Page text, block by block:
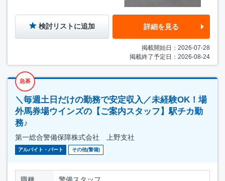
検討リストに追加 詳細を見る
掲載開始日：2026-07-28
掲載終了予定日：2026-08-24
急募
＼毎週土日だけの勤務で安定収入／未経験OK！場
外馬券場ウインズの【ご案内スタッフ】駅チカ勤
務♪
第一総合警備保障株式会社 上野支社
アルバイト・パート その他(警備)